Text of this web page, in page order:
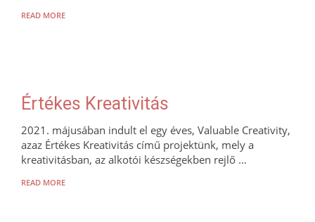
READ MORE
Értékes Kreativitás
2021. májusában indult el egy éves, Valuable Creativity,
azaz Értékes Kreativitás című projektünk, mely a
kreativitásban, az alkotói készségekben rejlő …
READ MORE